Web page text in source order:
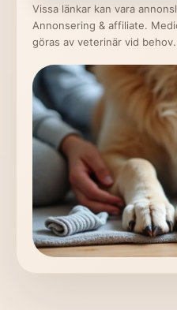
Vissa länkar kan vara
Annonsering & affiliate.
göras av veterinär vid behov.